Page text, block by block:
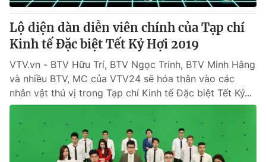
Lộ diện dàn diễn viên chính của Tạp chí
Kinh tế Đặc biệt Tết Kỷ Hợi 2019
VTV.vn - BTV Hữu Trí, BTV Ngọc Trinh, BTV Minh Hằng
và nhiều BTV, MC của VTV24 sẽ hóa thân vào các
nhân vật thú vị trong Tạp chí Kinh tế Đặc biệt Tết Kỷ...